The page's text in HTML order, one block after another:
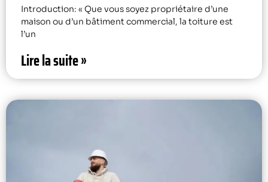
Introduction: « Que vous soyez propriétaire d’une
maison ou d’un bâtiment commercial, la toiture est
l’un
Lire la suite »